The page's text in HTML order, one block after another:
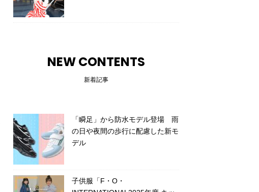
NEW CONTENTS
新着記事
「瞬足」から防水モデル登場 雨
の日や夜間の歩行に配慮した新モ
デル
子供服「F・O・